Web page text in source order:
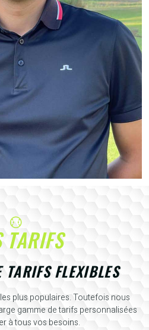
TARIFS
TARIFS FLEXIBLES
plus populaires. Toutefois nous
gamme de tarifs personnalisées
à tous vos besoins.